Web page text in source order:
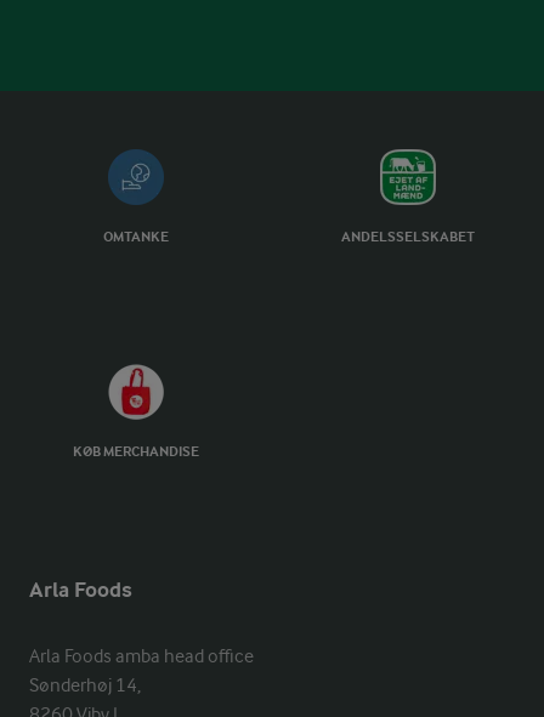
OMTANKE ANDELSSELSKABET
KØB MERCHANDISE
Arla Foods
Arla Foods amba head office
Sønderhøj 14,